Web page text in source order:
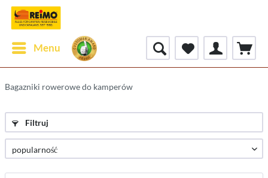
Menu
Bagazniki rowerowe do kamperów
Filtruj